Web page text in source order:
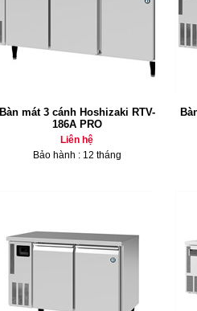
Bàn mát 3 cánh Hoshizaki RTV-
186A PRO
Liên hệ
Bảo hành : 12 tháng